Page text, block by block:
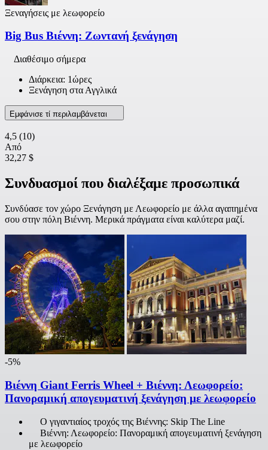
Ξεναγήσεις με λεωφορείο
Big Bus Βιέννη: Ζωντανή ξενάγηση
Διαθέσιμο σήμερα
Διάρκεια: 1ώρες
Ξενάγηση στα Αγγλικά
Εμφάνισε τί περιλαμβάνεται
4,5 (10)
Από
32,27 $
Συνδυασμοί που διαλέξαμε προσωπικά
Συνδύασε τον χώρο Ξενάγηση με Λεωφορείο με άλλα αγαπημένα
σου στην πόλη Βιέννη. Μερικά πράγματα είναι καλύτερα μαζί.
-5%
Βιέννη Giant Ferris Wheel + Βιέννη: Λεωφορείο:
Πανοραμική απογευματινή ξενάγηση με λεωφορείο
Ο γιγαντιαίος τροχός της Βιέννης: Skip The Line
Βιέννη: Λεωφορείο: Πανοραμική απογευματινή ξενάγηση
με λεωφορείο